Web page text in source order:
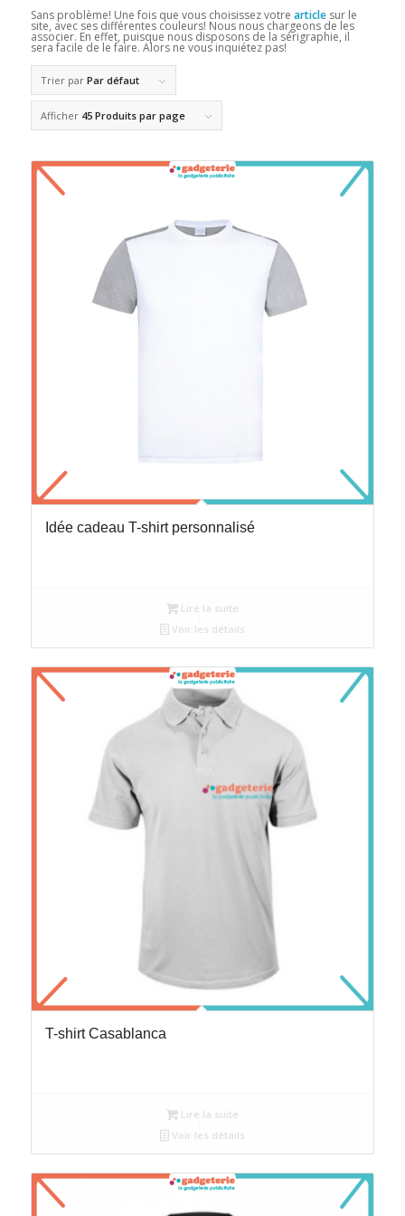
Sans problème! Une fois que vous choisissez votre articlesur le
site, avec ses différentes couleurs! Nous nous chargeons de les
associer. En effet, puisque nous disposons de la sérigraphie, il
sera facile de le faire. Alors ne vous inquiétez pas!
Trier par Par défaut
Afficher 45 Produits par page
Idée cadeau T-shirt personnalisé
Lire la suite
Voir les détails
T-shirt Casablanca
Lire la suite
Voir les détails